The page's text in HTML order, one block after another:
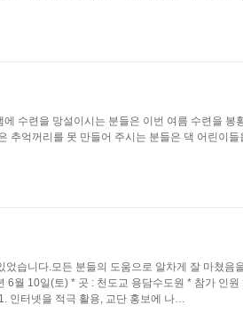
수련을 망설이시는 분들은 이번 여름 수련을 봉
억꺼리를 못 만들어 주시는 분들은 댁 어린이들
습니다.모든 분들의 도움으로 알차게 잘 마쳤음
월 10일(토) * 곳 : 천도교 용담수도원 * 참가 인원
인터넷을 적극 활용, 교단 홍보에 나…